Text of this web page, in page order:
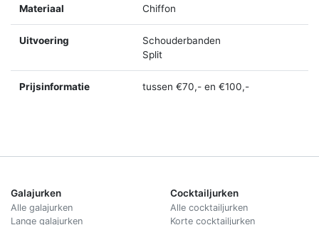
Materiaal Chiffon
Uitvoering
Schouderbanden
Split
Prijsinformatie tussen €70,- en €100,-
Galajurken
Alle galajurken
Lange galajurken
Cocktailjurken
Alle cocktailjurken
Korte cocktailjurken